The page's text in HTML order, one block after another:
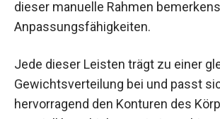
dieser manuelle Rahmen
Anpassungsfähigkeiten.
Jede dieser Leisten trägt zu einer
Gewichtsverteilung bei und passt
hervorragend den Konturen des